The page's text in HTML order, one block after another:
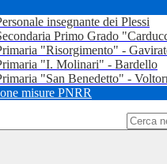
insegnante dei Plessi
Primo Grado
"Risorgimento" -
"I. Molinari" - Bardello
"San Benedetto" -
misure PNRR